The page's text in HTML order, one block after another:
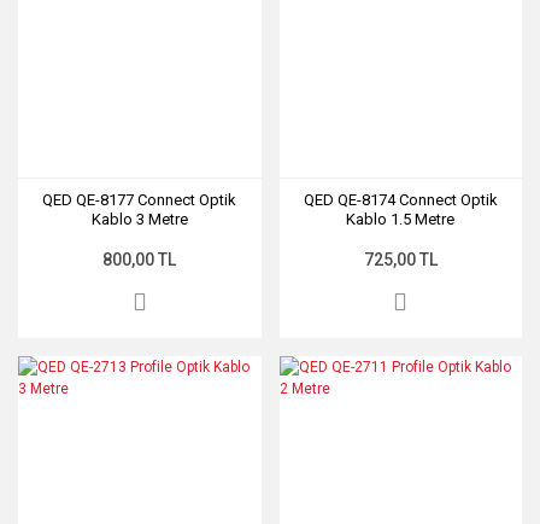
QED QE-8177 Connect Optik
Kablo 3 Metre
800,00 TL
QED QE-8174 Connect Optik
Kablo 1.5 Metre
725,00 TL